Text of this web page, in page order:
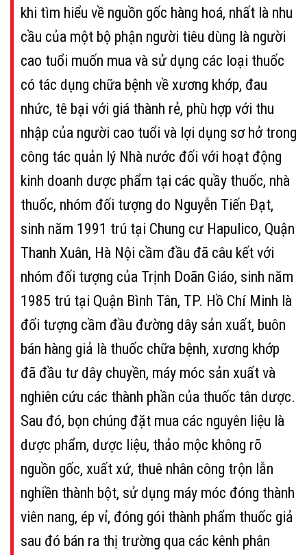
khi tìm hiểu về nguồn gốc hàng hoá, nhất là nhu
cầu của một bộ phận người tiêu dùng là người
cao tuổi muốn mua và sử dụng các loại thuốc
có tác dụng chữa bệnh về xương khớp, đau
nhức, tê bại với giá thành rẻ, phù hợp với thu
nhập của người cao tuổi và lợi dụng sơ hở trong
công tác quản lý Nhà nước đối với hoạt động
kinh doanh dược phẩm tại các quầy thuốc, nhà
thuốc, nhóm đối tượng do Nguyễn Tiến Đạt,
sinh năm 1991 trú tại Chung cư Hapulico, Quận
Thanh Xuân, Hà Nội cầm đầu đã câu kết với
nhóm đối tượng của Trịnh Doãn Giáo, sinh năm
1985 trú tại Quận Bình Tân, TP. Hồ Chí Minh là
đối tượng cầm đầu đường dây sản xuất, buôn
bán hàng giả là thuốc chữa bệnh, xương khớp
đã đầu tư dây chuyền, máy móc sản xuất và
nghiên cứu các thành phần của thuốc tân dược.
Sau đó, bọn chúng đặt mua các nguyên liệu là
dược phẩm, dược liệu, thảo mộc không rõ
nguồn gốc, xuất xứ, thuê nhân công trộn lẫn
nghiền thành bột, sử dụng máy móc đóng thành
viên nang, ép vỉ, đóng gói thành phẩm thuốc giả
sau đó bán ra thị trường qua các kênh phân